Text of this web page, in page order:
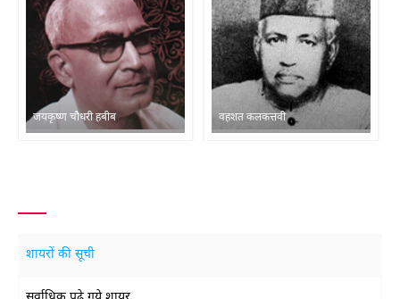
जयकृष्ण चौधरी हबीब वहशत कलकत्तवी
शायरों की सूची